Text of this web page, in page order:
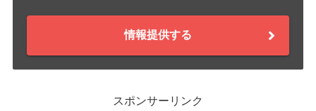
情報提供する
スポンサーリンク